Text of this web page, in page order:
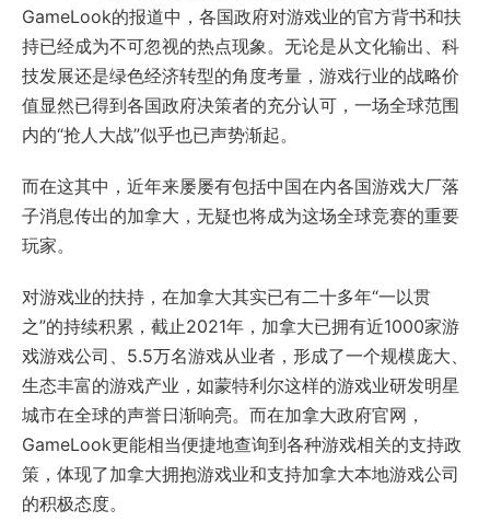
GameLook的报道中，各国政府对游戏业的官方背书和扶
持已经成为不可忽视的热点现象。无论是从文化输出、科
技发展还是绿色经济转型的角度考量，游戏行业的战略价
值显然已得到各国政府决策者的充分认可，一场全球范围
内的“抢人大战”似乎也已声势渐起。
而在这其中，近年来屡屡有包括中国在内各国游戏大厂落
子消息传出的加拿大，无疑也将成为这场全球竞赛的重要
玩家。
对游戏业的扶持，在加拿大其实已有二十多年“一以贯
之”的持续积累，截止2021年，加拿大已拥有近1000家游
戏游戏公司、5.5万名游戏从业者，形成了一个规模庞大、
生态丰富的游戏产业，如蒙特利尔这样的游戏业研发明星
城市在全球的声誉日渐响亮。而在加拿大政府官网，
GameLook更能相当便捷地查询到各种游戏相关的支持政
策，体现了加拿大拥抱游戏业和支持加拿大本地游戏公司
的积极态度。